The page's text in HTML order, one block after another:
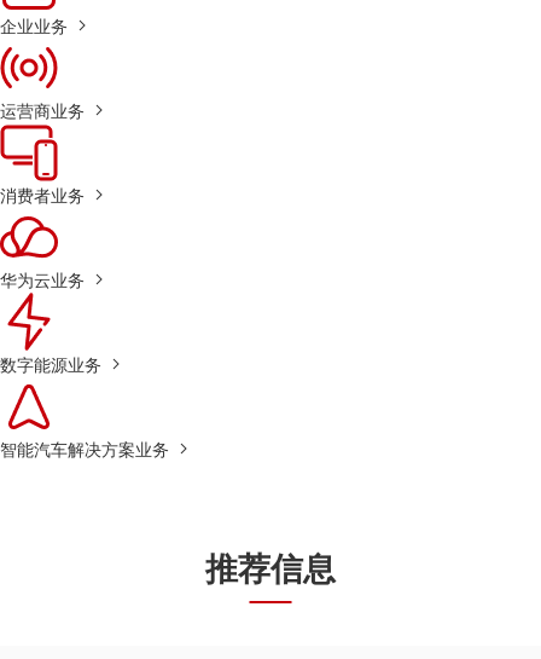
企业业务
运营商业务
消费者业务
华为云业务
数字能源业务
智能汽车解决方案业务
推荐信息